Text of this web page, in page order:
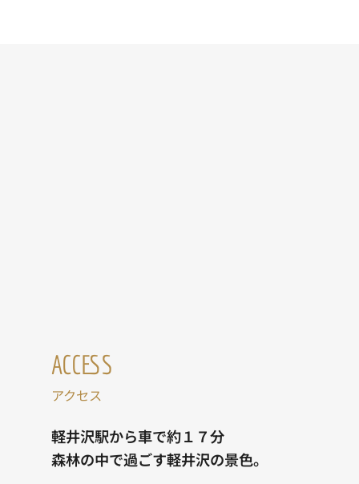
ACCESS
アクセス
軽井沢駅から車で約１７分
森林の中で過ごす軽井沢の景色。